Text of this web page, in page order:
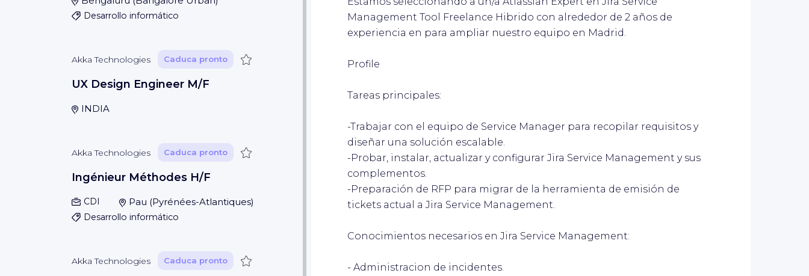
Desarrollo informático
Akka Technologies Caduca pronto Guardar
UX Design Engineer M/F
INDIA
Akka Technologies Caduca pronto Guardar
Ingénieur Méthodes H/F
CDI Pau (Pyrénées-Atlantiques)
Desarrollo informático
Akka Technologies Caduca pronto Guardar
Management Tool Freelance Hibrido con alrededor de 2 años de
experiencia en para ampliar nuestro equipo en Madrid.
Profile
Tareas principales:
-Trabajar con el equipo de Service Manager para recopilar requisitos y
diseñar una solución escalable.
-Probar, instalar, actualizar y configurar Jira Service Management y sus
complementos.
-Preparación de RFP para migrar de la herramienta de emisión de
tickets actual a Jira Service Management.
Conocimientos necesarios en Jira Service Management:
- Administracion de incidentes.